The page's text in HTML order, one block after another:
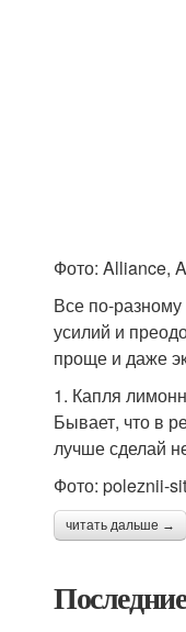
Фото: Alliance,
Все по-
усилий и
проще и даже
1. Капля
Бывает, что в
лучше сделай
Фото: poleznii-
читать дальше →